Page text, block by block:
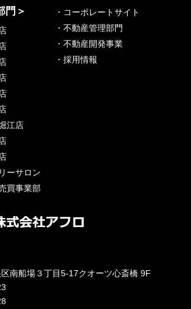
門＞
江店
ーサロン
買事業部
・コーポレートサイト
・不動産管理部門
・不動産開発事業
・採用情報
南船場３丁目5-17クオーツ心斎橋 9F